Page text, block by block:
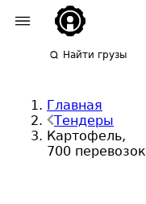
Найти грузы
Главная
Тендеры
Картофель,
700 перевозок